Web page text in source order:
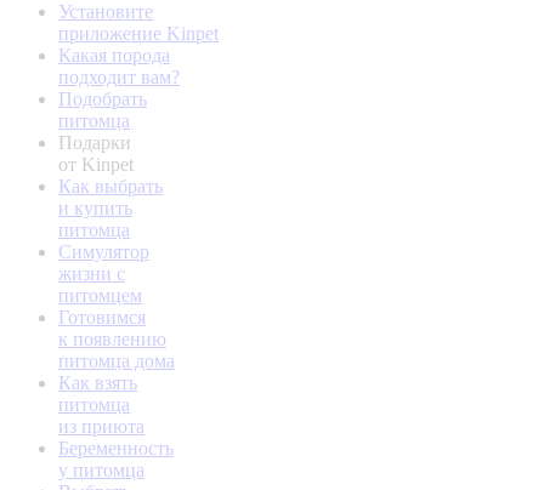
Установите
приложение Kinpet
Какая порода
подходит вам?
Подобрать
питомца
Подарки
от Kinpet
Как выбрать
и купить
питомца
Симулятор
жизни с
питомцем
Готовимся
к появлению
питомца дома
Как взять
питомца
из приюта
Беременность
у питомца